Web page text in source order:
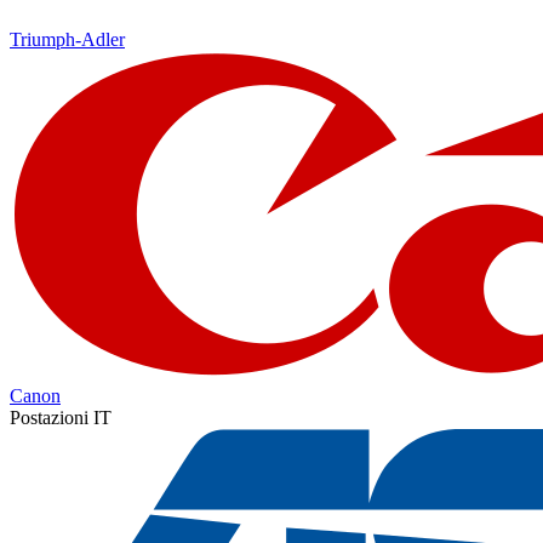
Triumph-Adler
Canon
Postazioni IT